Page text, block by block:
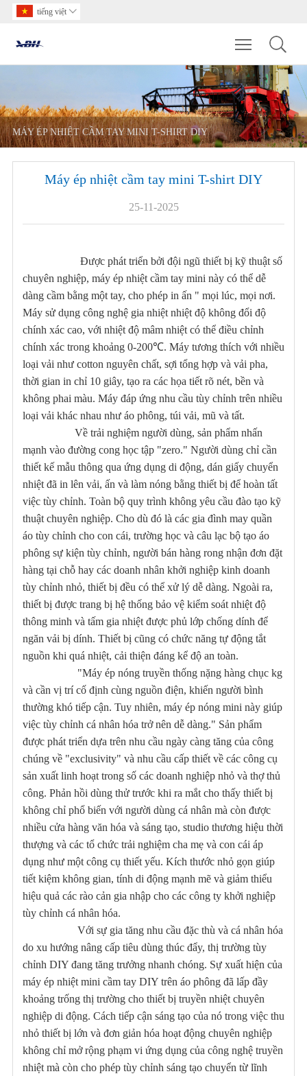
tiếng việt 
Toggle
MÁY ÉP NHIỆT CẦM TAY MINI T-SHIRT DIY
Máy ép nhiệt cầm tay mini T-shirt DIY
25-11-2025
Được phát triển bởi đội ngũ thiết bị kỹ thuật số
chuyên nghiệp, máy ép nhiệt cầm tay mini này có thể dễ
dàng cầm bằng một tay, cho phép in ấn " mọi lúc, mọi nơi.
Máy sử dụng công nghệ gia nhiệt nhiệt độ không đổi độ
chính xác cao, với nhiệt độ mâm nhiệt có thể điều chỉnh
chính xác trong khoảng 0-200℃. Máy tương thích với nhiều
loại vải như cotton nguyên chất, sợi tổng hợp và vải pha,
thời gian in chỉ 10 giây, tạo ra các họa tiết rõ nét, bền và
không phai màu. Máy đáp ứng nhu cầu tùy chỉnh trên nhiều
loại vải khác nhau như áo phông, túi vải, mũ và tất.
Về trải nghiệm người dùng, sản phẩm nhấn
mạnh vào đường cong học tập "zero." Người dùng chỉ cần
thiết kế mẫu thông qua ứng dụng di động, dán giấy chuyển
nhiệt đã in lên vải, ấn và làm nóng bằng thiết bị để hoàn tất
việc tùy chỉnh. Toàn bộ quy trình không yêu cầu đào tạo kỹ
thuật chuyên nghiệp. Cho dù đó là các gia đình may quần
áo tùy chỉnh cho con cái, trường học và câu lạc bộ tạo áo
phông sự kiện tùy chỉnh, người bán hàng rong nhận đơn đặt
hàng tại chỗ hay các doanh nhân khởi nghiệp kinh doanh
tùy chỉnh nhỏ, thiết bị đều có thể xử lý dễ dàng. Ngoài ra,
thiết bị được trang bị hệ thống bảo vệ kiểm soát nhiệt độ
thông minh và tấm gia nhiệt được phủ lớp chống dính để
ngăn vải bị dính. Thiết bị cũng có chức năng tự động tắt
nguồn khi quá nhiệt, cải thiện đáng kể độ an toàn.
"Máy ép nóng truyền thống nặng hàng chục kg
và cần vị trí cố định cùng nguồn điện, khiến người bình
thường khó tiếp cận. Tuy nhiên, máy ép nóng mini này giúp
việc tùy chỉnh cá nhân hóa trở nên dễ dàng." Sản phẩm
được phát triển dựa trên nhu cầu ngày càng tăng của công
chúng về "exclusivity" và nhu cầu cấp thiết về các công cụ
sản xuất linh hoạt trong số các doanh nghiệp nhỏ và thợ thủ
công. Phản hồi dùng thử trước khi ra mắt cho thấy thiết bị
không chỉ phổ biến với người dùng cá nhân mà còn được
nhiều cửa hàng văn hóa và sáng tạo, studio thương hiệu thời
thượng và các tổ chức trải nghiệm cha mẹ và con cái áp
dụng như một công cụ thiết yếu. Kích thước nhỏ gọn giúp
tiết kiệm không gian, tính di động mạnh mẽ và giảm thiểu
hiệu quả các rào cản gia nhập cho các công ty khởi nghiệp
tùy chỉnh cá nhân hóa.
Với sự gia tăng nhu cầu đặc thù và cá nhân hóa
do xu hướng nâng cấp tiêu dùng thúc đẩy, thị trường tùy
chỉnh DIY đang tăng trưởng nhanh chóng. Sự xuất hiện của
máy ép nhiệt mini cầm tay DIY trên áo phông đã lấp đầy
khoảng trống thị trường cho thiết bị truyền nhiệt chuyên
nghiệp di động. Cách tiếp cận sáng tạo của nó trong việc thu
nhỏ thiết bị lớn và đơn giản hóa hoạt động chuyên nghiệp
không chỉ mở rộng phạm vi ứng dụng của công nghệ truyền
nhiệt mà còn cho phép tùy chỉnh sáng tạo chuyển từ lĩnh